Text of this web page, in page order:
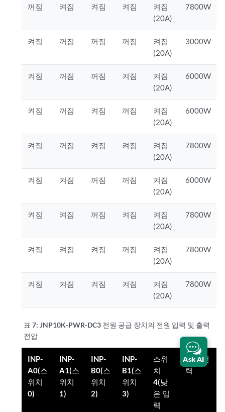
꺼짐 켜짐 켜짐 켜짐
켜짐
(20A)
7800W
켜짐 꺼짐 꺼짐 꺼짐
켜짐
(20A)
3000W
켜짐 꺼짐 꺼짐 켜짐
켜짐
(20A)
6000W
켜짐 꺼짐 켜짐 꺼짐
켜짐
(20A)
6000W
켜짐 꺼짐 켜짐 켜짐
켜짐
(20A)
7800W
켜짐 켜짐 꺼짐 꺼짐
켜짐
(20A)
6000W
켜짐 켜짐 꺼짐 켜짐
켜짐
(20A)
7800W
켜짐 켜짐 켜짐 꺼짐
켜짐
(20A)
7800W
켜짐 켜짐 켜짐 켜짐
켜짐
(20A)
7800W
표 7:JNP10K-PWR-DC3 전원 공급 장치의 전원 입력 및 출력
전압
INP-
A0(스
위치
0)
INP-
A1(스
위치
1)
INP-
B0(스
위치
2)
INP-
B1(스
위치
3)
스위
치
4(낮
은 입
력
출력 전
력
Ask AI